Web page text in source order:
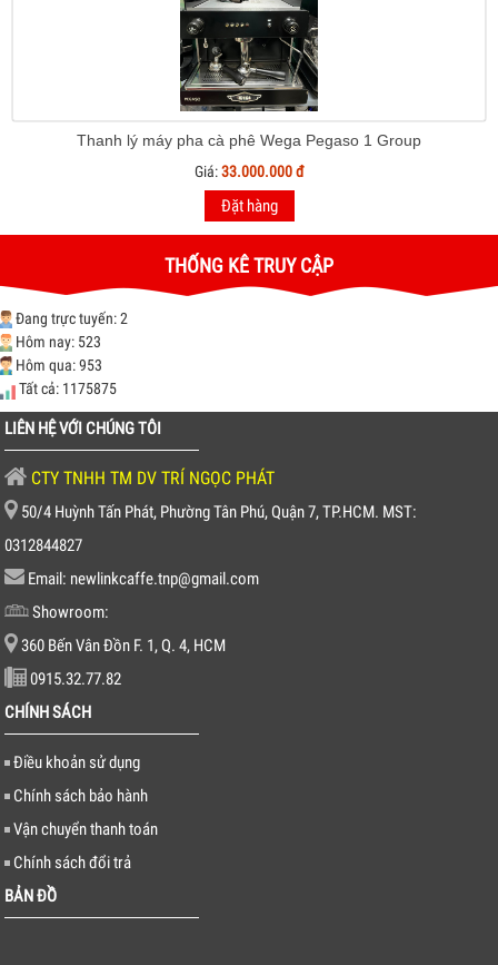
Thanh lý máy pha cà phê Wega Pegaso 1 Group
Giá:33.000.000 đ
Đặt hàng
THỐNG KÊ TRUY CẬP
Đang trực tuyến: 2
Hôm nay: 523
Hôm qua: 953
Tất cả: 1175875
LIÊN HỆ VỚI CHÚNG TÔI
CTY TNHH TM DV TRÍ NGỌC PHÁT
50/4 Huỳnh Tấn Phát, Phường Tân Phú, Quận 7, TP.HCM. MST:
0312844827
Email: newlinkcaffe.tnp@gmail.com
Showroom:
360 Bến Vân Đồn F. 1, Q. 4, HCM
0915.32.77.82
CHÍNH SÁCH
Điều khoản sử dụng
Chính sách bảo hành
Vận chuyển thanh toán
Chính sách đổi trả
BẢN ĐỒ